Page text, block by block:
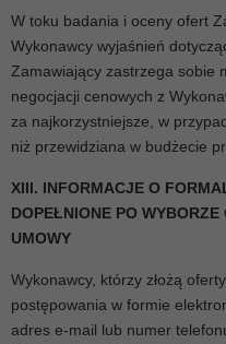
W toku badania i oceny ofert
Wykonawcy wyjaśnień
Zamawiający zastrzega sobie
negocjacji cenowych z
za najkorzystniejsze, w
niż przewidziana w budżecie
XIII. INFORMACJE O
DOPEŁNIONE PO
UMOWY
Wykonawcy, którzy złożą
postępowania w formie
adres e-mail lub numer